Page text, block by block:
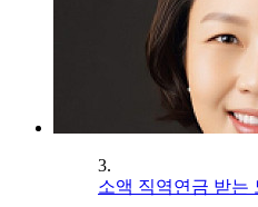
3.
소액 직역연금 받는